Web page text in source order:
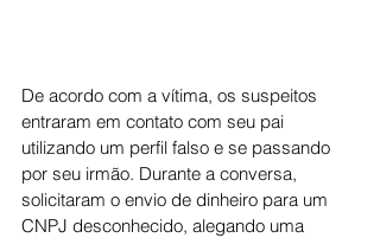
De acordo com a vítima, os suspeitos
entraram em contato com seu pai
utilizando um perfil falso e se passando
por seu irmão. Durante a conversa,
solicitaram o envio de dinheiro para um
CNPJ desconhecido, alegando uma